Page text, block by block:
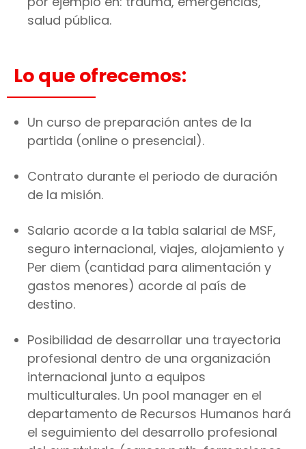
salud pública.
Lo que ofrecemos:
Un curso de preparación antes de la
partida (online o presencial).
Contrato durante el periodo de duración
de la misión.
Salario acorde a la tabla salarial de MSF,
seguro internacional, viajes, alojamiento y
Per diem (cantidad para alimentación y
gastos menores) acorde al país de
destino.
Posibilidad de desarrollar una trayectoria
profesional dentro de una organización
internacional junto a equipos
multiculturales. Un pool manager en el
departamento de Recursos Humanos hará
el seguimiento del desarrollo profesional